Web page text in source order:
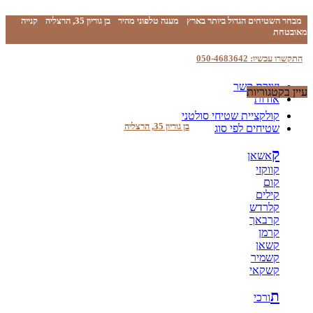
מבחר השטיחים הגדול ביותר בארץ מענה טלפוני מהיר בן גוריון 35, הרצליה
קנייה
מאובטחת
התקשרו עכשיו: 050-4683642
יצירת קשר
אודות
בן גוריון 35, הרצליה
עיין בקטגוריות
קולקציית שטיחי סולטני
שטיחים לפי סוג
קאשאן
קווקזי
קום
קילים
קלרדש
קרבאך
קרמן
קשאן
קשמיר
קשקאי
תורכי